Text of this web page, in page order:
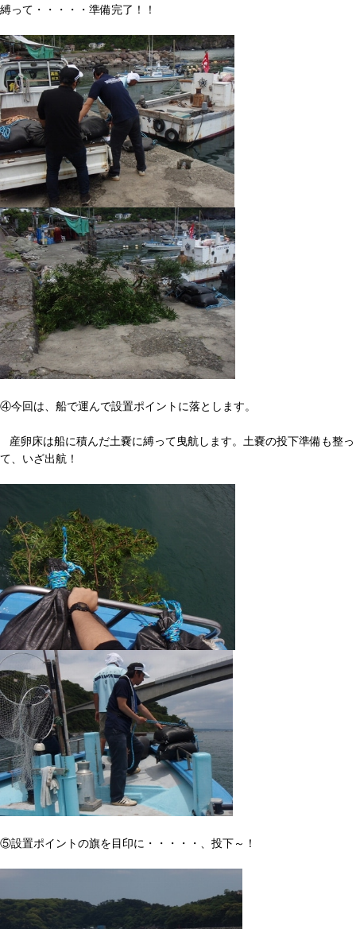
縛って・・・・・準備完了！！
④今回は、船で運んで設置ポイントに落とします。
産卵床は船に積んだ土嚢に縛って曳航します。土嚢の投下準備も整っ
て、いざ出航！
⑤設置ポイントの旗を目印に・・・・・、投下～！